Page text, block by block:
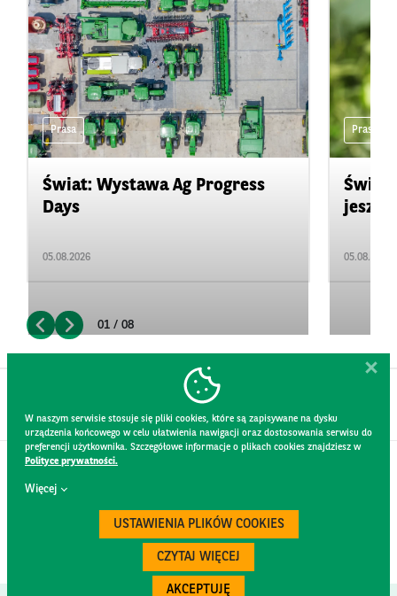
Prasa
Świat: Wystawa Ag Progress
Days
05.08.2026
Prasa
Świat:
05.08.2026
01 / 08
W naszym serwisie stosuje się pliki cookies, które są zapisywane na dysku
urządzenia końcowego w celu ułatwienia nawigacji oraz dostosowania serwisu do
preferencji użytkownika. Szczegółowe informacje o plikach cookies znajdziesz w
Polityce prywatności.
Więcej
USTAWIENIA PLIKÓW COOKIES
CZYTAJ WIĘCEJ
AKCEPTUJĘ
KONTAKT
REGULAMIN STRONY
POLITYKA PRYWATNOŚCI